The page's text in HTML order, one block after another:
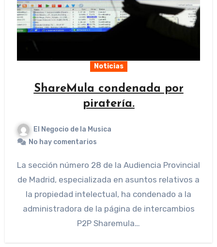
Noticias
ShareMula condenada por
piratería.
El Negocio de la Musica
No hay comentarios
La sección número 28 de la Audiencia Provincial
de Madrid, especializada en asuntos relativos a
la propiedad intelectual, ha condenado a la
administradora de la página de intercambios
P2P Sharemula…